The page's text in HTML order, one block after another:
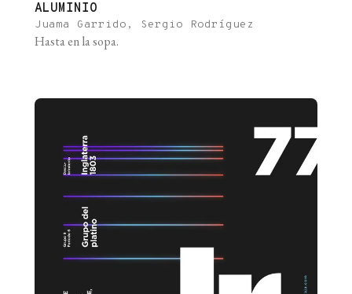
ALUMINIO
Juama Garrido, Sergio Rodríguez
Hasta en la sopa.